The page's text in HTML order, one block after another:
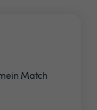
Match